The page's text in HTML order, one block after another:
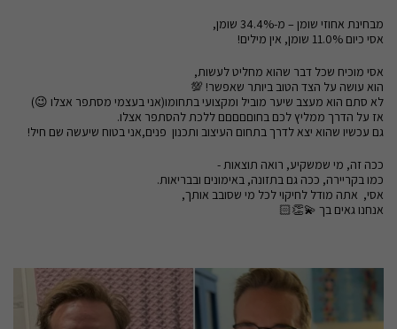
מבחינת אחוזי שומן – מ-34.4% שומן,
אסי כיום 11.0% שומן, אין מילים!
אסי מוכיח שכל דבר שהוא מחליט לעשות,
הוא עושה על הצד הטוב ביותר שאפשר! 💯
לא סתם הוא מעצב שיער מוביל ומקצועי בתחומו(אני בעצמי מסתפר אצלו 😉)
אז על הדרך ממליץ לכם בחוםםםםם ללכת להסתפר אצלו.
גם עכשיו שהוא יצא לדרך בתחום העיצוב ותכנון פנים,אני בטוח שיעשה שם חיל!
ככה זה, מי שמשקיע, רואה תוצאות -
כמו בקריירה, ככה גם בתזונה, באימונים ובבריאות.
אסי, אתה מודל לחיקוי לכל מי שסובב אותך,
אנחנו גאים בך 💫👏🏻